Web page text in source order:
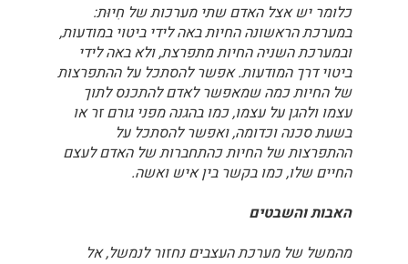
כלומר יש אצל האדם שתי מערכות של חִיוּת:
במערכת הראשונה החיות באה לידי ביטוי במודעות,
ובמערכת השניה החיות מתפרצת, ולא באה לידי
ביטוי דרך המודעות. אפשר להסתכל על ההתפרצות
של החיות כמה שמאפשר לאדם להתכנס לתוך
עצמו ולהגן על עצמו, כמו בהגנה מפני גורם זר או
בשעת סכנה וכדומה, ואפשר להסתכל על
ההתפרצות של החיות כהתחברות של האדם לעצם
החיים שלו, כמו בקשר בין איש ואשה.
האבות והשבטים
מהמשל של מערכת העצבים נחזור לנמשל, אל